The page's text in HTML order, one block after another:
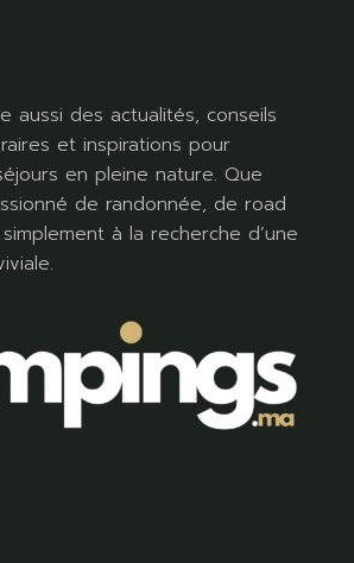
aussi des actualités, conseils
et inspirations pour
en pleine nature. Que
de randonnée, de road
à la recherche d’une